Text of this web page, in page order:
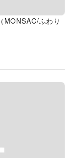
MONSAC/ふわり